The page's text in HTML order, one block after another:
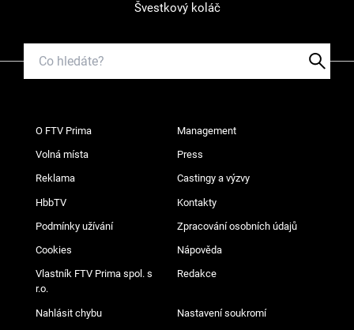
Švestkový koláč
O FTV Prima Management
Volná místa Press
Reklama Castingy a výzvy
HbbTV Kontakty
Podmínky užívání Zpracování osobních údajů
Cookies Nápověda
Vlastník FTV Prima spol. s
r.o.
Redakce
Nahlásit chybu Nastavení soukromí